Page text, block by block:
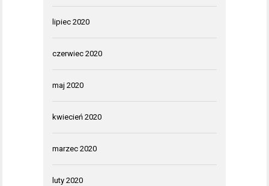
lipiec 2020
czerwiec 2020
maj 2020
kwiecień 2020
marzec 2020
luty 2020